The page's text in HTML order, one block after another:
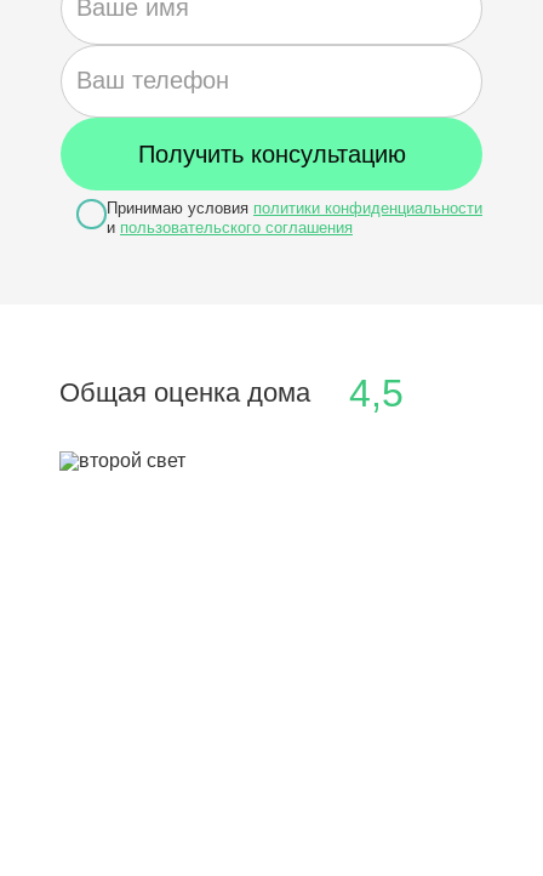
Принимаю условия политики конфиденциальности
и пользовательского соглашения
Общая оценка дома 4,5